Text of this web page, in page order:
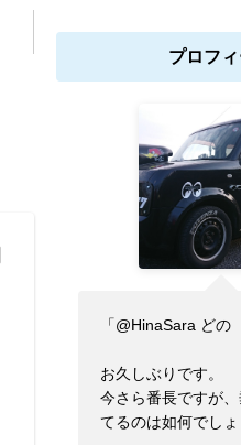
プロフ
「@HinaSara どの
お久しぶりです。
今さら番長ですが
てるのは如何でしょ